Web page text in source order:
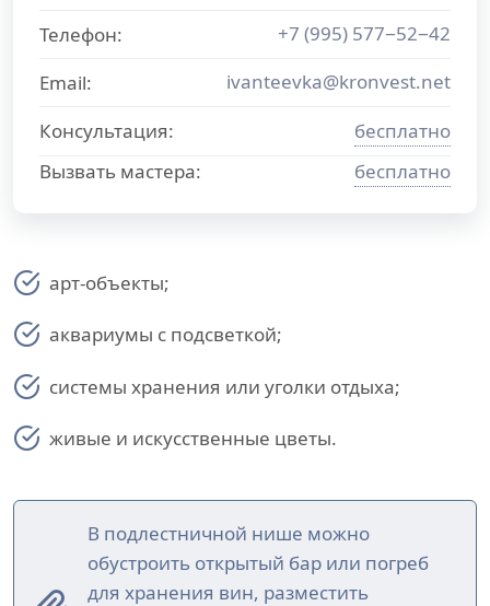
Телефон:
+7 (995) 577−52−42
Email:
ivanteevka@kronvest.net
Консультация:
бесплатно
Вызвать мастера:
бесплатно
арт-объекты;
аквариумы с подсветкой;
системы хранения или уголки отдыха;
живые и искусственные цветы.
В подлестничной нише можно
обустроить открытый бар или погреб
для хранения вин, разместить